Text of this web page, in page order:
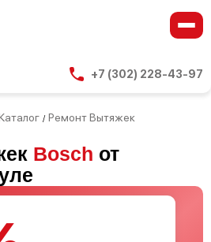
+7 (302) 228-43-97
/ Ремонт Вытяжек
Bosch от